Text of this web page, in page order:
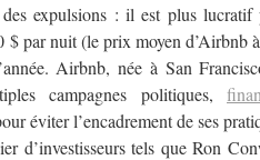
expulsions : il est plus lucratif
$ par nuit (le prix moyen d’Airbnb
Airbnb, née à San
campagnes politiques,
éviter l’encadrement de ses
d’investisseurs tels que Ron